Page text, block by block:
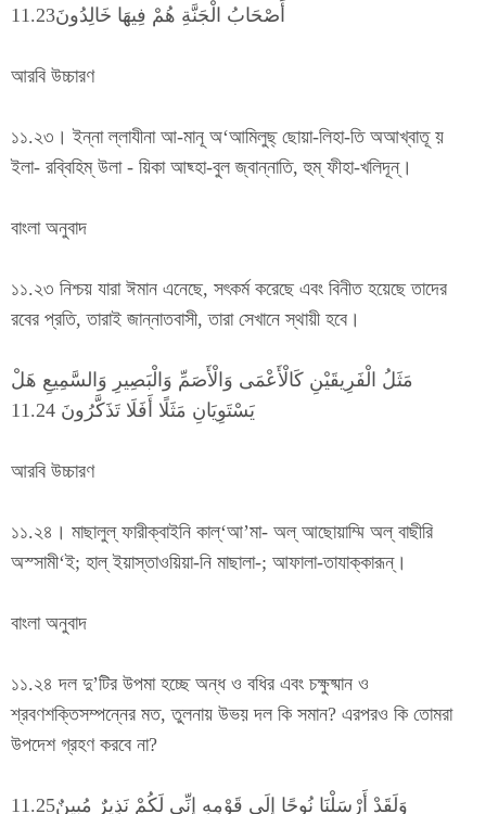
أَصْحَابُ الْجَنَّةِ هُمْ فِيهَا خَالِدُونَ11.23
আরবি উচ্চারণ
১১.২৩। ইন্না ল্লাযীনা আ-মানূ অ‘আমিলুছ্ ছোয়া-লিহা-তি অআখ্বাতূ য়
ইলা- রব্বিহিম্ উলা - য়িকা আছ্হা-বুল জ্বান্নাতি, হুম্ ফীহা-খলিদূন্।
বাংলা অনুবাদ
১১.২৩ নিশ্চয় যারা ঈমান এনেছে, সৎকর্ম করেছে এবং বিনীত হয়েছে তাদের
রবের প্রতি, তারাই জান্নাতবাসী, তারা সেখানে স্থায়ী হবে।
مَثَلُ الْفَرِيقَيْنِ كَالْأَعْمَى وَالْأَصَمِّ وَالْبَصِيرِ وَالسَّمِيعِ هَلْ
يَسْتَوِيَانِ مَثَلًا أَفَلَا تَذَكَّرُونَ 11.24
আরবি উচ্চারণ
১১.২৪। মাছালুল্ ফারীক্বাইনি কাল্‘আ’মা- অল্ আছোয়াম্মি অল্ বাছীরি
অস্সামী‘ই; হাল্ ইয়াস্তাওয়িয়া-নি মাছালা-; আফালা-তাযাক্কারূন্।
বাংলা অনুবাদ
১১.২৪ দল দু’টির উপমা হচ্ছে অন্ধ ও বধির এবং চক্ষুষ্মান ও
শ্রবণশক্তিসম্পন্নের মত, তুলনায় উভয় দল কি সমান? এরপরও কি তোমরা
উপদেশ গ্রহণ করবে না?
وَلَقَدْ أَرْسَلْنَا نُوحًا إِلَى قَوْمِهِ إِنِّي لَكُمْ نَذِيرٌ مُبِينٌ11.25